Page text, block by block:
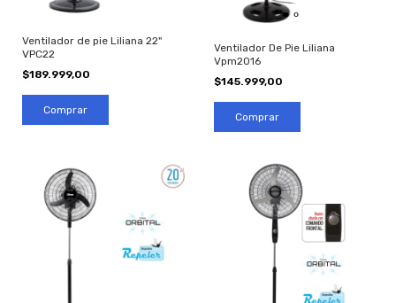
Ventilador de pie Liliana 22"
VPC22
$189.999,00
Ventilador De Pie Liliana
Vpm2016
$145.999,00